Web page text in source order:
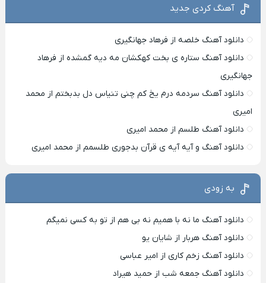
آهنگ کردی جدید
دانلود آهنگ خلصه از فرهاد جهانگیری
دانلود آهنگ ستاره ی بخت کهکشان مه دیه گمشده از فرهاد
جهانگیری
دانلود آهنگ سردمه درم یخ کم چنی تنیاس دل بدبختم از محمد
امیری
دانلود آهنگ طلسم از محمد امیری
دانلود آهنگ و آیه آیه ی قرآن بدجوری طلسمم از محمد امیری
به زودی
دانلود آهنگ ما نه با همیم نه بی هم از تو به کسی نمیگم
دانلود آهنگ هربار از شایان یو
دانلود آهنگ زخم کاری از امیر عباسی
دانلود آهنگ جمعه شب از حمید هیراد